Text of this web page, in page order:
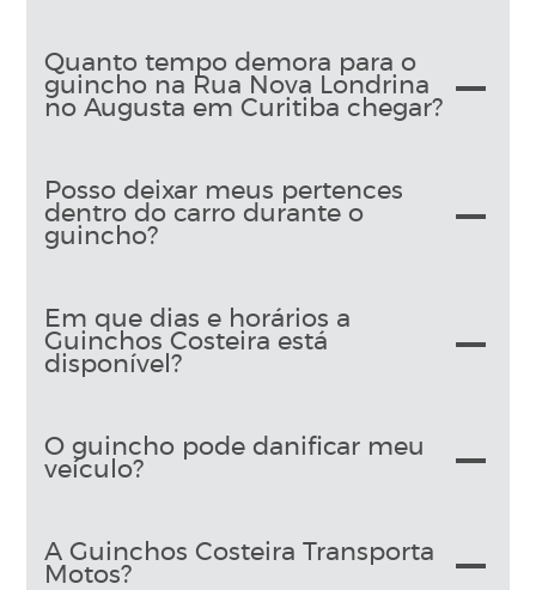
Quanto tempo demora para o
guincho na Rua Nova Londrina
no Augusta em Curitiba chegar?
Posso deixar meus pertences
dentro do carro durante o
guincho?
Em que dias e horários a
Guinchos Costeira está
disponível?
O guincho pode danificar meu
veículo?
A Guinchos Costeira Transporta
Motos?